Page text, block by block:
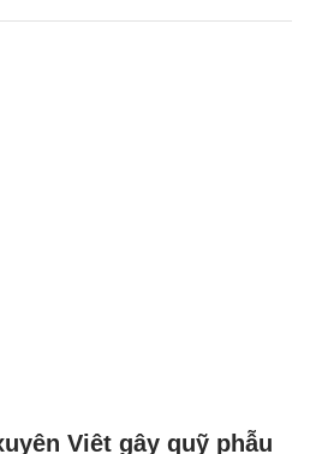
Việt gây quỹ phẫu